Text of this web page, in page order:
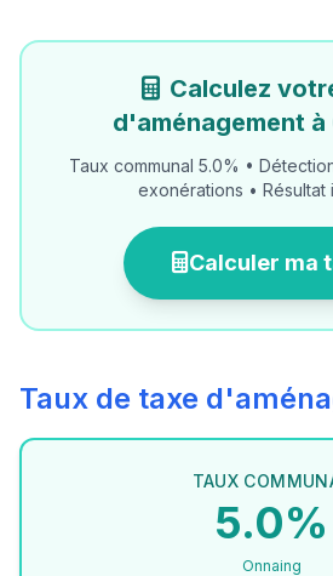
Calculez
d'aménagement à
Taux communal 5.0% •
exonérations • Résultat
Calculer ma
Taux de taxe
TAUX
5.0%
Onnaing